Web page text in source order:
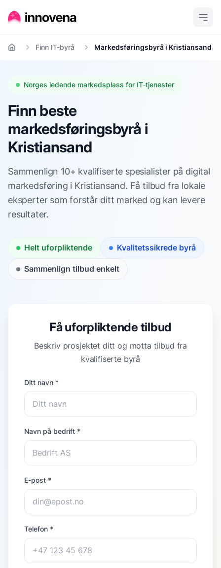
Hjem Finn IT-byrå Markedsføringsbyrå i Kristiansand
Norges ledende markedsplass for IT-tjenester
Finn beste
markedsføringsbyrå i
Kristiansand
Sammenlign 10+ kvalifiserte spesialister på digital
markedsføring i Kristiansand. Få tilbud fra lokale
eksperter som forstår ditt marked og kan levere
resultater.
Helt uforpliktende Kvalitetssikrede byrå
Sammenlign tilbud enkelt
Få uforpliktende tilbud
Beskriv prosjektet ditt og motta tilbud fra
kvalifiserte byrå
Ditt navn *
Navn på bedrift *
E-post *
Telefon *